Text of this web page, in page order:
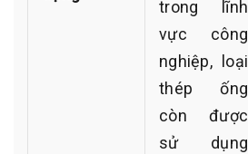
trong lĩnh
vực công
nghiệp, loại
thép ống
còn được
sử dụng